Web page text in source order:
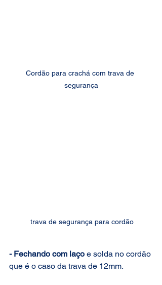
Cordão para crachá com trava de
segurança
trava de segurança para cordão
- Fechando com laço e solda no cordão
que é o caso da trava de 12mm.